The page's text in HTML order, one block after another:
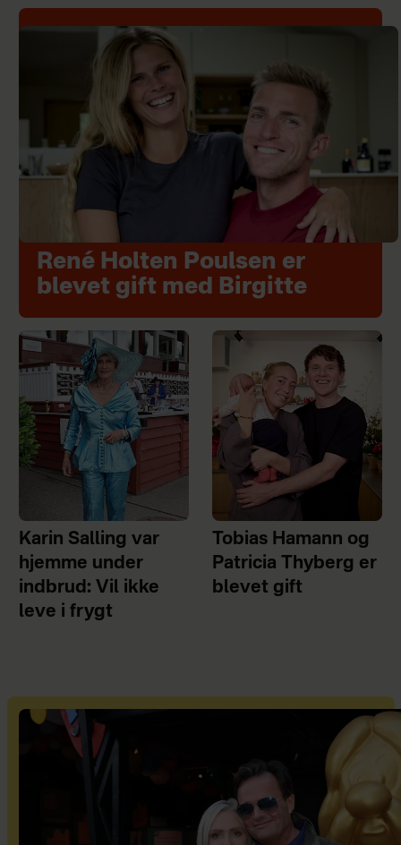
René Holten Poulsen er
blevet gift med Birgitte
Karin Salling var
hjemme under
indbrud: Vil ikke
leve i frygt
Tobias Hamann og
Patricia Thyberg er
blevet gift